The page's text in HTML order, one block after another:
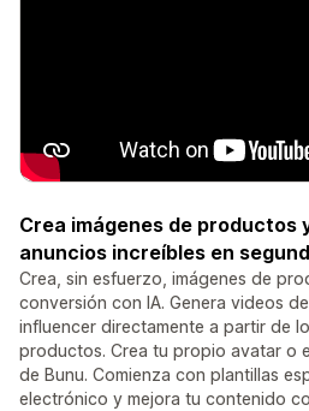
Crea imágenes de productos
anuncios increíbles en
Crea, sin esfuerzo, imágenes de
conversión con IA. Genera videos
influencer directamente a partir de
productos. Crea tu propio avatar o
de Bunu. Comienza con plantillas
electrónico y mejora tu contenido